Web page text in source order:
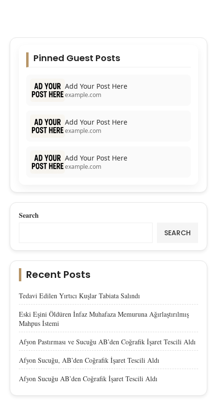
Pinned Guest Posts
Add Your Post Here
example.com
Add Your Post Here
example.com
Add Your Post Here
example.com
Search
SEARCH
Recent Posts
Tedavi Edilen Yırtıcı Kuşlar Tabiata Salındı
Eski Eşini Öldüren İnfaz Muhafaza Memuruna Ağırlaştırılmış
Mahpus İstemi
Afyon Pastırması ve Sucuğu AB’den Coğrafik İşaret Tescili Aldı
Afyon Sucuğu, AB’den Coğrafik İşaret Tescili Aldı
Afyon Sucuğu AB’den Coğrafik İşaret Tescili Aldı